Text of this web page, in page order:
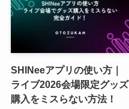
SHINeeアプリの使い方｜
ライブ2026会場限定グッズ
購入をミスらない方法！